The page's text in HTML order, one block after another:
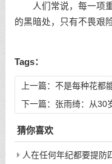
人们常说，每一项重
的黑暗处，只有不畏艰
Tags：
上一篇： 不是每种花都
下一篇： 张雨绮：从30
猜你喜欢
人在任何年纪都要提防